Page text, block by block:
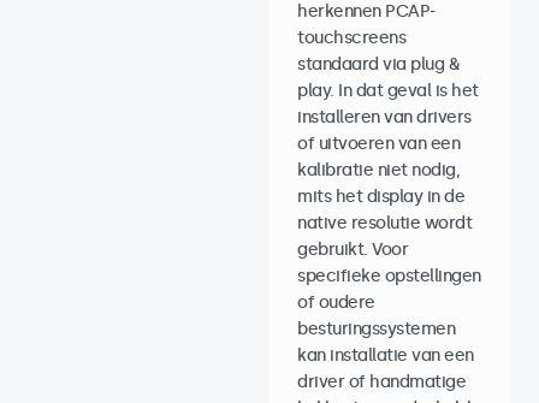
herkennen PCAP-
touchscreens
standaard via plug &
play. In dat geval is het
installeren van drivers
of uitvoeren van een
kalibratie niet nodig,
mits het display in de
native resolutie wordt
gebruikt. Voor
specifieke opstellingen
of oudere
besturingssystemen
kan installatie van een
driver of handmatige